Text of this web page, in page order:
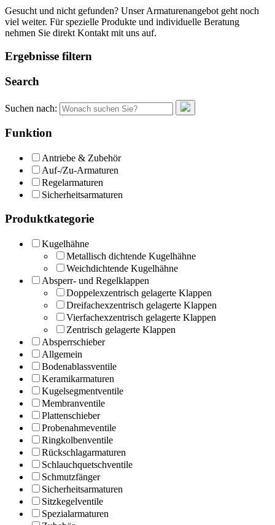
Gesucht und nicht gefunden? Unser Armaturenangebot geht noch
viel weiter. Für spezielle Produkte und individuelle Beratung
nehmen Sie direkt Kontakt mit uns auf.
Ergebnisse filtern
Search
Suchen nach:
Funktion
Antriebe & Zubehör
Auf-/Zu-Armaturen
Regelarmaturen
Sicherheitsarmaturen
Produktkategorie
Kugelhähne
Metallisch dichtende Kugelhähne
Weichdichtende Kugelhähne
Absperr- und Regelklappen
Doppelexzentrisch gelagerte Klappen
Dreifachexzentrisch gelagerte Klappen
Vierfachexzentrisch gelagerte Klappen
Zentrisch gelagerte Klappen
Absperrschieber
Allgemein
Bodenablassventile
Keramikarmaturen
Kugelsegmentventile
Membranventile
Plattenschieber
Probenahmeventile
Ringkolbenventile
Rückschlagarmaturen
Schlauchquetschventile
Schmutzfänger
Sicherheitsarmaturen
Sitzkegelventile
Spezialarmaturen